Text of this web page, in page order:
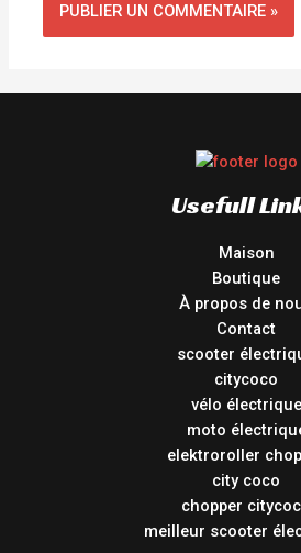
Usefull
Maison
Boutique
À propos de
Contact
scooter
citycoco
vélo électrique
moto
elektroroller
city coco
chopper
meilleur scooter